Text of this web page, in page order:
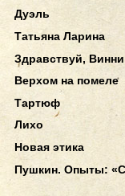
Дуэль
Татьяна Ларина
Здравствуй,
Верхом на помеле
Тартюф
Лихо
Новая этика
Пушкин. Опыты: